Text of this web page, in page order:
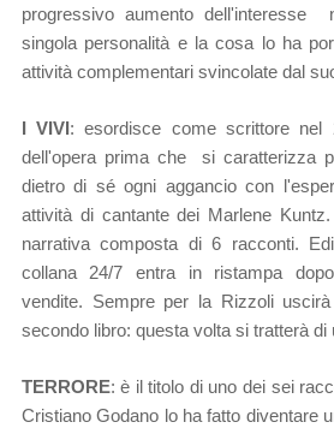
progressivo aumento dell'interesse
singola personalità e la cosa lo ha
attività complementari svincolate dal
I VIVI: esordisce come scrittore
dell'opera prima che si caratterizza
dietro di sé ogni aggancio con
attività di cantante dei Marlene
narrativa composta di 6 racconti.
collana 24/7 entra in ristampa
vendite. Sempre per la Rizzoli
secondo libro: questa volta si tratterà di
TERRORE: è il titolo di uno dei sei
Cristiano Godano lo hafatto diventare